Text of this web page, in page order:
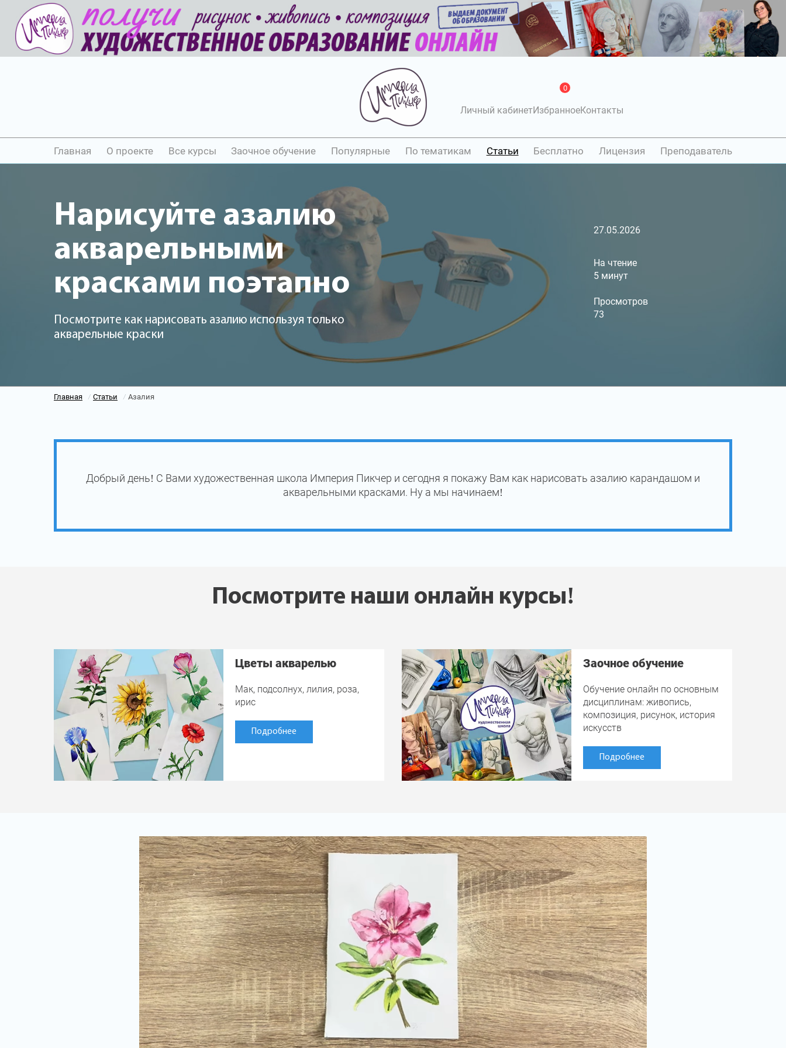
Личный кабинетИзбранное
0
Контакты
Главная О проекте Все курсы Заочное обучение Популярные По тематикам Статьи Бесплатно Лицензия Преподаватель
Нарисуйте азалию
акварельными
красками поэтапно
Посмотрите как нарисовать азалию используя только
акварельные краски
27.05.2026
На чтение
5 минут
Просмотров
73
Главная / Статьи / Азалия
Добрый день! С Вами художественная школа Империя Пикчер и сегодня я покажу Вам как нарисовать азалию карандашом и
акварельными красками. Ну а мы начинаем!
Посмотрите наши онлайн курсы!
Цветы акварелью
Мак, подсолнух, лилия, роза,
ирис
Подробнее
Заочное обучение
Обучение онлайн по основным
дисциплинам: живопись,
композиция, рисунок, история
искусств
Подробнее